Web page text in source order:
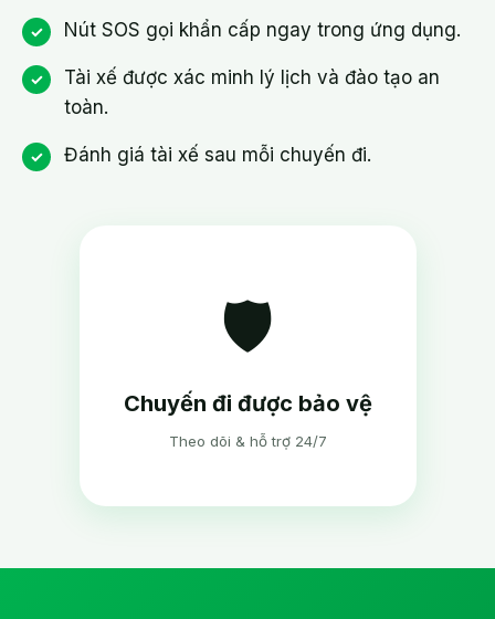
Nút SOS gọi khẩn cấp ngay trong ứng dụng.
Tài xế được xác minh lý lịch và đào tạo an
toàn.
Đánh giá tài xế sau mỗi chuyến đi.
🛡️
Chuyến đi được bảo vệ
Theo dõi & hỗ trợ 24/7